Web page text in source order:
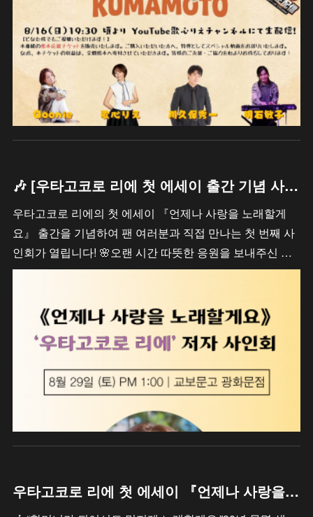
🎶 [우타고코로 리에 첫 에세이 출간 기념 사인회 안내 / 歌心りえ 初エッセイ出版記念サイン会のお知らせ]
우타고코로 리에의 첫 에세이 『언제나 사랑을 노래할게
요』 출간을 기념하여 팬 여러분과 직접 만나는 첫 번째 사
인회가 열립니다! 🌸오랜 시간 따뜻한 응원을 보내주신 …
우타고코로 리에 첫 에세이 『언제나 사랑을 노래할게요』